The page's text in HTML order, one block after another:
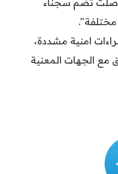
امنية مشددة،
مع الجهات المعنية